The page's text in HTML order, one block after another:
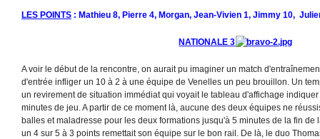
LES POINTS : Mathieu 8, Pierre 4, Morgan, Jean-Vivien 1, Jimmy 10,
NATIONALE 3
A voir le début de la rencontre, on aurait pu imaginer un match
d'entrée infliger un 10 à 2 à une équipe de Venelles un peu brouillon. Un
un revirement de situation immédiat qui voyait le tableau d'affichage
minutes de jeu. A partir de ce moment là, aucune des deux équipes ne
balles et maladresse pour les deux formations jusqu'à 5 minutes de la fin de
un 4 sur 5 à 3 points remettait son équipe sur le bon rail. De là, le duo